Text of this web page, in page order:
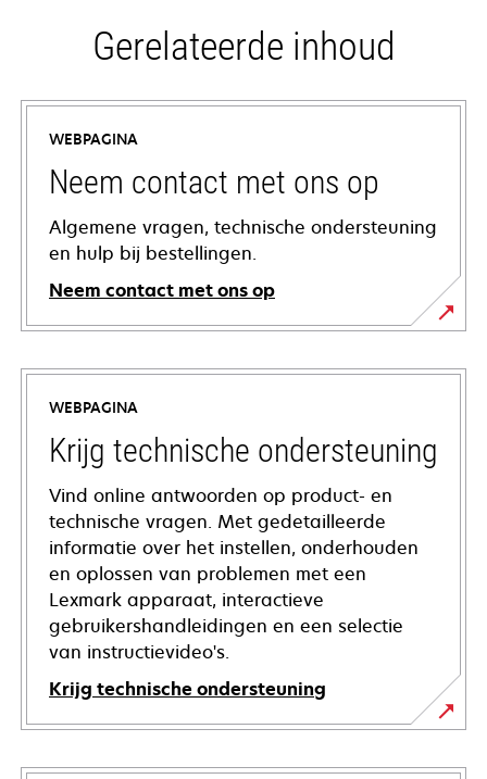
Gerelateerde inhoud
WEBPAGINA
Neem contact met ons op
Algemene vragen, technische ondersteuning
en hulp bij bestellingen.
Neem contact met ons op
WEBPAGINA
Krijg technische ondersteuning
Vind online antwoorden op product- en
technische vragen. Met gedetailleerde
informatie over het instellen, onderhouden
en oplossen van problemen met een
Lexmark apparaat, interactieve
gebruikershandleidingen en een selectie
van instructievideo's.
Krijg technische ondersteuning
opens
in